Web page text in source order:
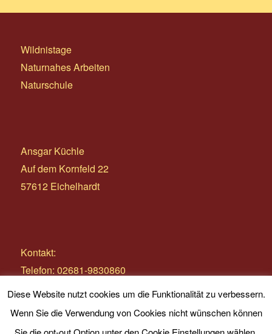
Wildnistage
Naturnahes Arbeiten
Naturschule
Ansgar Küchle
Auf dem Kornfeld 22
57612 Eichelhardt
Kontakt:
Telefon: 02681-9830860
Diese Website nutzt cookies um die Funktionalität zu verbessern.
Wenn Sie die Verwendung von Cookies nicht wünschen können